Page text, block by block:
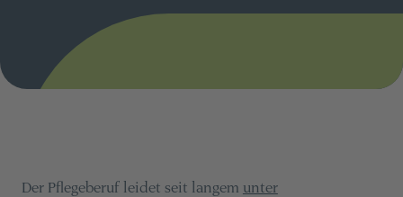
Der Pflegeberuf leidet seit langem unter